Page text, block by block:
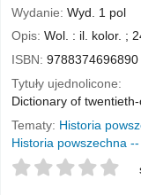
Wydanie: Wyd. 1 pol
Opis: Wol. : il. kolor. ;
ISBN: 9788374696890
Tytuły ujednolicone:
Dictionary of
Tematy: Historia
Historia powszechna
Twoje oceny